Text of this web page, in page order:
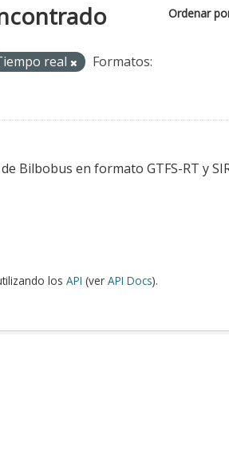
Ordenar
real
Formatos:
Bilbobus en formato GTFS-RT y
los API (ver API Docs).